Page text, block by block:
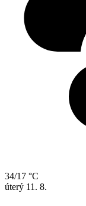
34/17 °C
úterý 11. 8.